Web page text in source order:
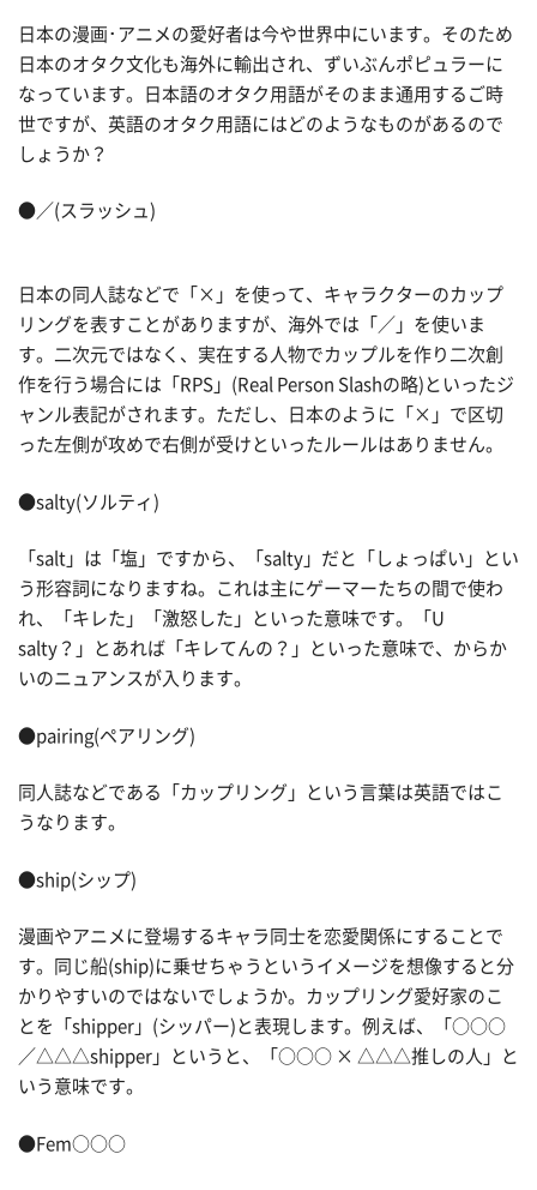
日本の漫画･アニメの愛好者は今や世界中にいます。そのため
日本のオタク文化も海外に輸出され、ずいぶんポピュラーに
なっています。日本語のオタク用語がそのまま通用するご時
世ですが、英語のオタク用語にはどのようなものがあるので
しょうか？
●／(スラッシュ)
日本の同人誌などで「×」を使って、キャラクターのカップ
リングを表すことがありますが、海外では「／」を使いま
す。二次元ではなく、実在する人物でカップルを作り二次創
作を行う場合には「RPS」(Real Person Slashの略)といったジ
ャンル表記がされます。ただし、日本のように「×」で区切
った左側が攻めで右側が受けといったルールはありません。
●salty(ソルティ)
「salt」は「塩」ですから、「salty」だと「しょっぱい」とい
う形容詞になりますね。これは主にゲーマーたちの間で使わ
れ、「キレた」「激怒した」といった意味です。「U
salty？」とあれば「キレてんの？」といった意味で、からか
いのニュアンスが入ります。
●pairing(ペアリング)
同人誌などである「カップリング」という言葉は英語ではこ
うなります。
●ship(シップ)
漫画やアニメに登場するキャラ同士を恋愛関係にすることで
す。同じ船(ship)に乗せちゃうというイメージを想像すると分
かりやすいのではないでしょうか。カップリング愛好家のこ
とを「shipper」(シッパー)と表現します。例えば、「○○○
／△△△shipper」というと、「○○○ × △△△推しの人」と
いう意味です。
●Fem○○○